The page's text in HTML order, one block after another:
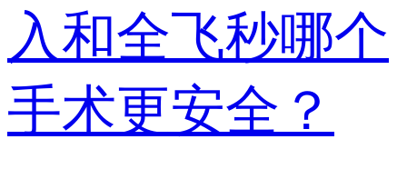
入和全飞秒哪个
手术更安全？